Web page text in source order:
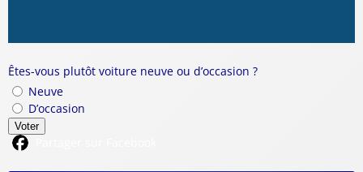
Êtes-vous plutôt voiture neuve ou d’occasion ?
Neuve
D’occasion
Voter